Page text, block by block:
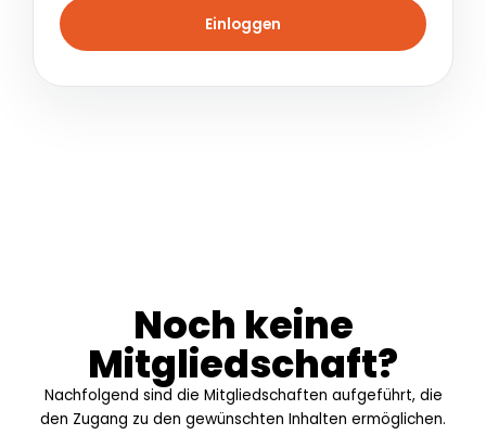
Einloggen
Noch keine
Mitgliedschaft?
Nachfolgend sind die Mitgliedschaften aufgeführt, die
den Zugang zu den gewünschten Inhalten ermöglichen.